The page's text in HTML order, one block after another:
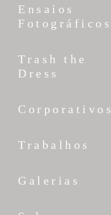
Ensaios
Fotográficos
Trash the
Dress
Corporativos
Trabalhos
Galerias